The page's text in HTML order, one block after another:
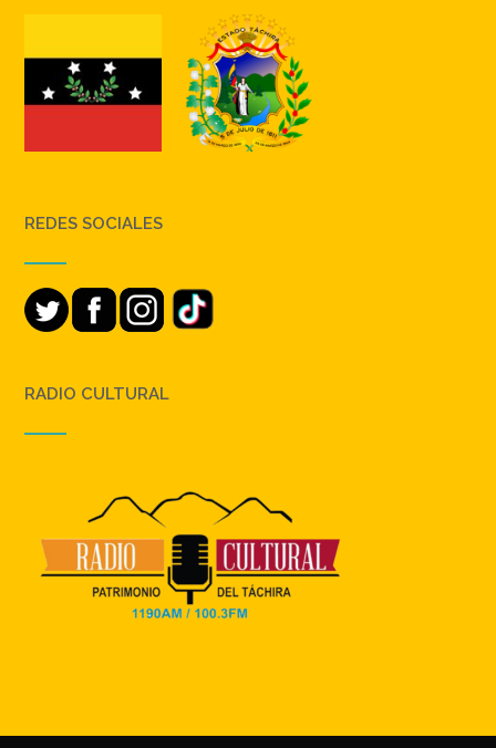
REDES SOCIALES
RADIO CULTURAL